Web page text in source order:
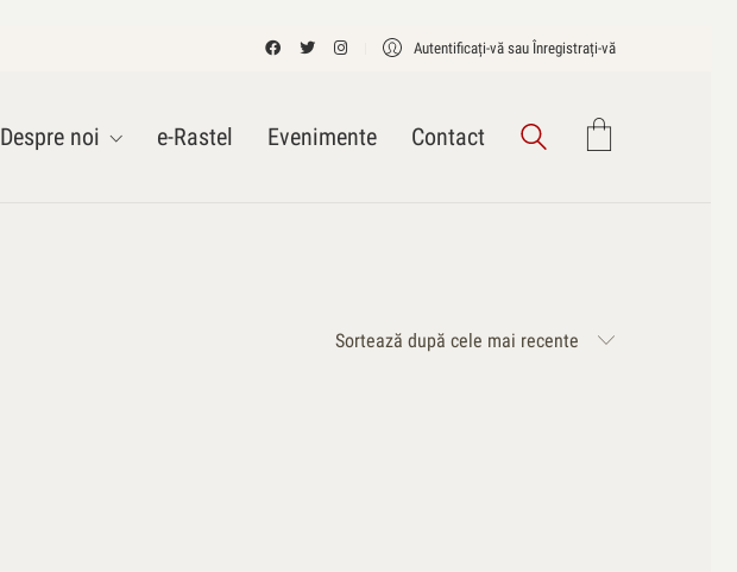
Autentificați-vă sau Înregistrați-vă
Despre noi e-Rastel Evenimente Contact
Sortează după cele mai recente